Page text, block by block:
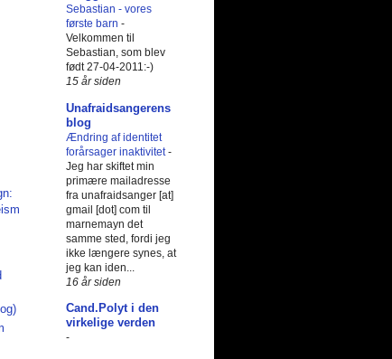
Sebastian - vores
første barn -
Velkommen til
Sebastian, som blev
født 27-04-2011:-)
15 år siden
Unafraidsangerens
blog
Ændring af identitet
forårsager inaktivitet-
Jeg har skiftet min
primære mailadresse
fra unafraidsanger [at]
gmail [dot] com til
marnemayn det
samme sted, fordi jeg
ikke længere synes, at
jeg kan iden...
16 år siden
Cand.Polyt i den
virkelige verden
-